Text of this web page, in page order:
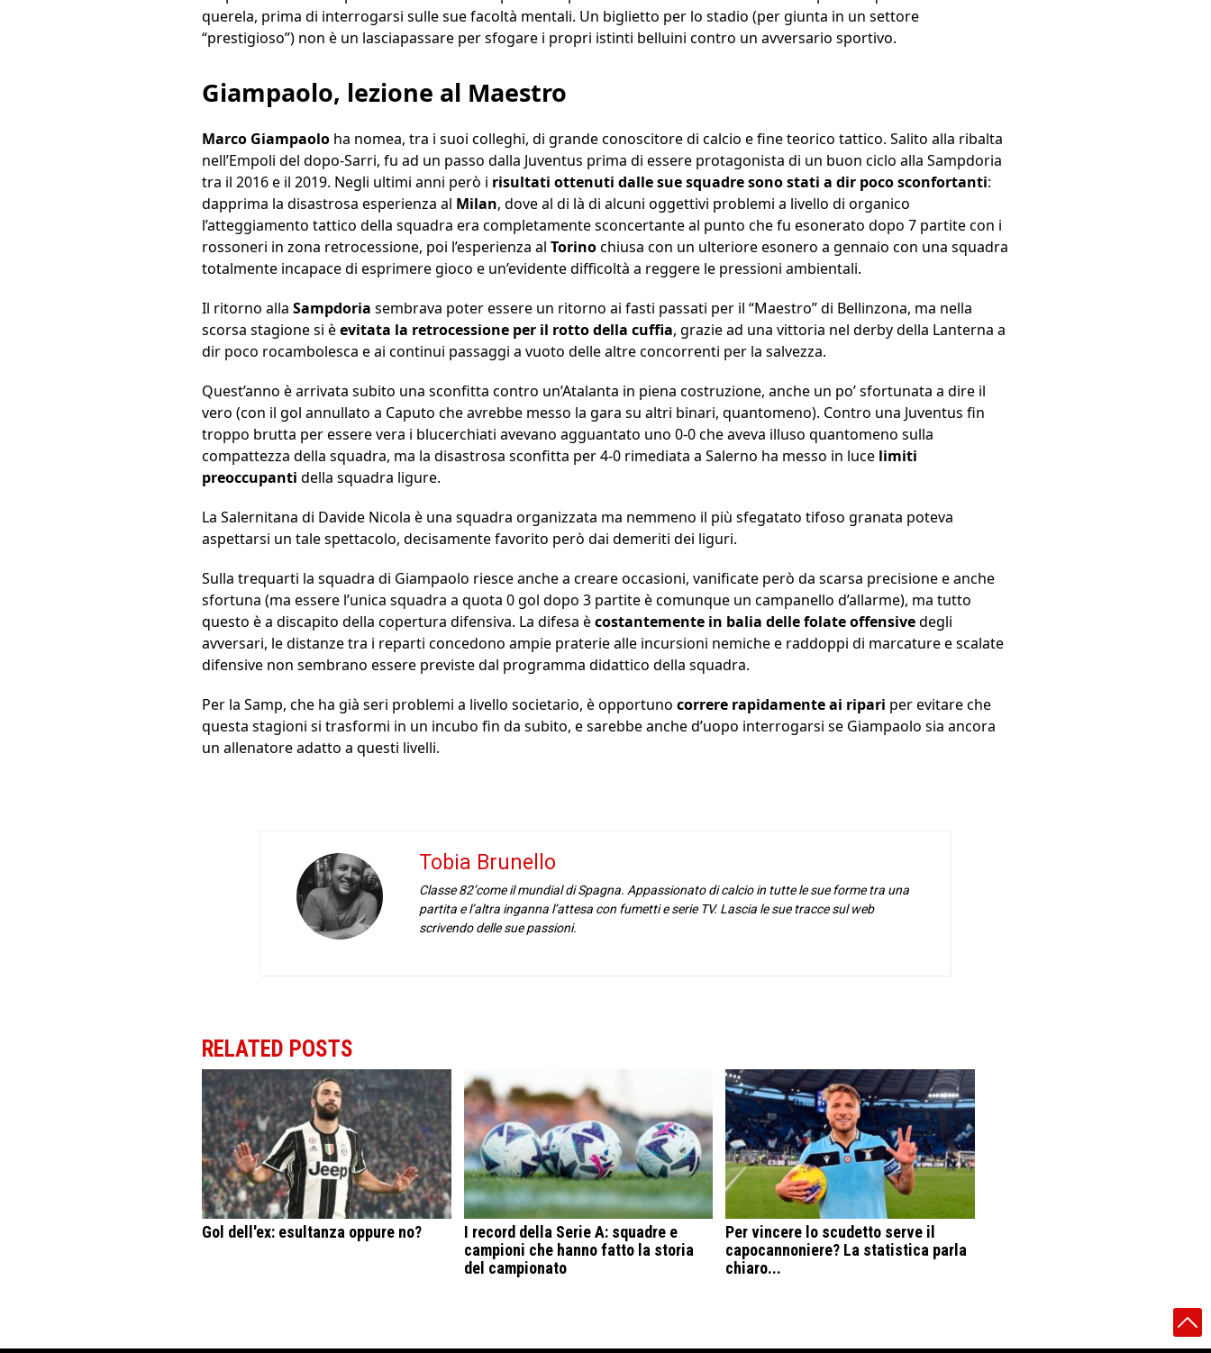
querela, prima di interrogarsi sulle sue facoltà mentali. Un biglietto per lo stadio (per giunta in un settore
“prestigioso”) non è un lasciapassare per sfogare i propri istinti belluini contro un avversario sportivo.
Giampaolo, lezione al Maestro
Marco Giampaolo ha nomea, tra i suoi colleghi, di grande conoscitore di calcio e fine teorico tattico. Salito alla ribalta
nell’Empoli del dopo-Sarri, fu ad un passo dalla Juventus prima di essere protagonista di un buon ciclo alla Sampdoria
tra il 2016 e il 2019. Negli ultimi anni però i risultati ottenuti dalle sue squadre sono stati a dir poco sconfortanti:
dapprima la disastrosa esperienza al Milan, dove al di là di alcuni oggettivi problemi a livello di organico
l’atteggiamento tattico della squadra era completamente sconcertante al punto che fu esonerato dopo 7 partite con i
rossoneri in zona retrocessione, poi l’esperienza al Torinochiusa con un ulteriore esonero a gennaio con una squadra
totalmente incapace di esprimere gioco e un’evidente difficoltà a reggere le pressioni ambientali.
Il ritorno alla Sampdoria sembrava poter essere un ritorno ai fasti passati per il “Maestro” di Bellinzona, ma nella
scorsa stagione si èevitata la retrocessione per il rotto della cuffia, grazie ad una vittoria nel derby della Lanterna a
dir poco rocambolesca e ai continui passaggi a vuoto delle altre concorrenti per la salvezza.
Quest’anno è arrivata subito una sconfitta contro un’Atalanta in piena costruzione, anche un po’ sfortunata a dire il
vero (con il gol annullato a Caputo che avrebbe messo la gara su altri binari, quantomeno). Contro una Juventus fin
troppo brutta per essere vera i blucerchiati avevano agguantato uno 0-0 che aveva illuso quantomeno sulla
compattezza della squadra, ma la disastrosa sconfitta per 4-0 rimediata a Salerno ha messo in luce limiti
preoccupanti della squadra ligure.
La Salernitana di Davide Nicola è una squadra organizzata ma nemmeno il più sfegatato tifoso granata poteva
aspettarsi un tale spettacolo, decisamente favorito però dai demeriti dei liguri.
Sulla trequarti la squadra di Giampaolo riesce anche a creare occasioni, vanificate però da scarsa precisione e anche
sfortuna (ma essere l’unica squadra a quota 0 gol dopo 3 partite è comunque un campanello d’allarme), ma tutto
questo è a discapito della copertura difensiva. La difesa ècostantemente in balia delle folate offensivedegli
avversari, le distanze tra i reparti concedono ampie praterie alle incursioni nemiche e raddoppi di marcature e scalate
difensive non sembrano essere previste dal programma didattico della squadra.
Per la Samp, che ha già seri problemi a livello societario, è opportuno correre rapidamente ai ripari per evitare che
questa stagioni si trasformi in un incubo fin da subito, e sarebbe anche d’uopo interrogarsi se Giampaolo sia ancora
un allenatore adatto a questi livelli.
Tobia Brunello
Classe 82’come il mundial di Spagna. Appassionato di calcio in tutte le sue forme tra una
partita e l’altra inganna l’attesa con fumetti e serie TV. Lascia le sue tracce sul web
scrivendo delle sue passioni.
RELATED POSTS
Gol dell'ex: esultanza oppure no?
I record della Serie A: squadre e
campioni che hanno fatto la storia
del campionato
Per vincere lo scudetto serve il
capocannoniere? La statistica parla
chiaro...